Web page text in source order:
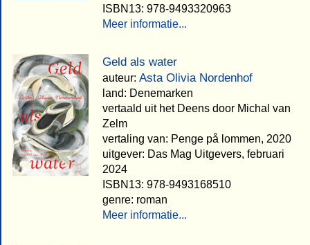
ISBN13: 978-9493320963
Meer informatie...
Geld als water
auteur: Asta Olivia Nordenhof
land: Denemarken
vertaald uit het Deens door Michal van
Zelm
vertaling van: Penge på lommen, 2020
uitgever: Das Mag Uitgevers, februari
2024
ISBN13: 978-9493168510
genre: roman
Meer informatie...